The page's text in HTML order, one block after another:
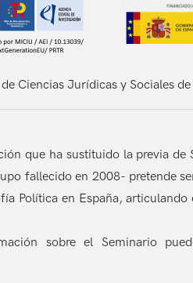
Ciencias Jurídicas y Sociales
que ha sustituido la previa
fallecido en 2008- pretende
Política en España,
sobre el Seminario